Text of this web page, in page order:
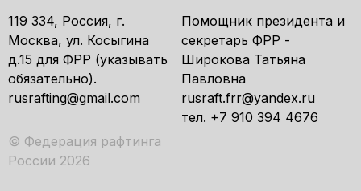
119 334, Россия, г.
Москва, ул. Косыгина
д.15 для ФРР (указывать
обязательно).
rusrafting@gmail.com
© Федерация рафтинга
России 2026
Помощник президента и
секретарь ФРР -
Широкова Татьяна
Павловна
rusraft.frr@yandex.ru
тел. +7 910 394 4676